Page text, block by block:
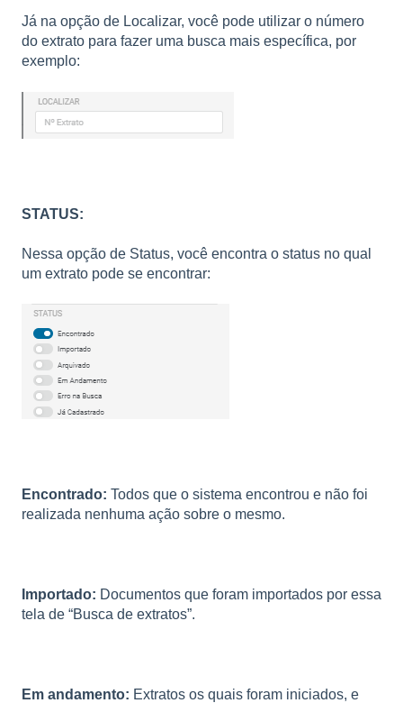
Já na opção de Localizar, você pode utilizar o número
do extrato para fazer uma busca mais específica, por
exemplo:
STATUS:
Nessa opção de Status, você encontra o status no qual
um extrato pode se encontrar:
Encontrado: Todos que o sistema encontrou e não foi
realizada nenhuma ação sobre o mesmo.
Importado: Documentos que foram importados por essa
tela de “Busca de extratos”.
Em andamento: Extratos os quais foram iniciados, e